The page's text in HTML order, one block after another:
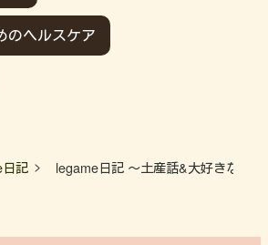
のヘルスケア
記 legame日記 ～土産話&大好きなア